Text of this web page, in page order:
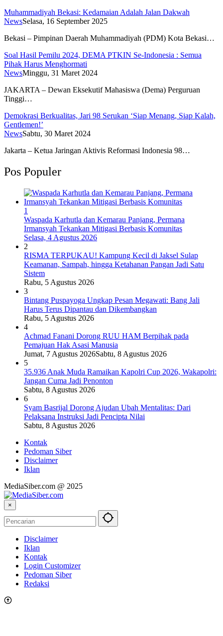
Muhammadiyah Bekasi: Kedamaian Adalah Jalan Dakwah
NewsSelasa, 16 September 2025
Bekasi – Pimpinan Daerah Muhammadiyah (PDM) Kota Bekasi…
Soal Hasil Pemilu 2024, DEMA PTKIN Se-Indonesia : Semua
Pihak Harus Menghormati
NewsMinggu, 31 Maret 2024
JAKARTA – Dewan Eksekutif Mahasiswa (Dema) Perguruan
Tinggi…
Demokrasi Berkualitas, Jari 98 Serukan ‘Siap Menang, Siap Kalah,
Gentlemen!’
NewsSabtu, 30 Maret 2024
Jakarta – Ketua Jaringan Aktivis Reformasi Indonesia 98…
Pos Populer
1
Waspada Karhutla dan Kemarau Panjang, Permana
Irmansyah Tekankan Mitigasi Berbasis Komunitas
Selasa, 4 Agustus 2026
2
RISMA TERPUKAU! Kampung Kecil di Jaksel Sulap
Keamanan, Sampah, hingga Ketahanan Pangan Jadi Satu
Sistem
Rabu, 5 Agustus 2026
3
Bintang Puspayoga Ungkap Pesan Megawati: Bang Jali
Harus Terus Dipantau dan Dikembangkan
Rabu, 5 Agustus 2026
4
Achmad Fanani Dorong RUU HAM Berpihak pada
Pemajuan Hak Asasi Manusia
Jumat, 7 Agustus 2026Sabtu, 8 Agustus 2026
5
35.936 Anak Muda Ramaikan Kapolri Cup 2026, Wakapolri:
Jangan Cuma Jadi Penonton
Sabtu, 8 Agustus 2026
6
Syam Basrijal Dorong Ajudan Ubah Mentalitas: Dari
Pelaksana Instruksi Jadi Pencipta Nilai
Sabtu, 8 Agustus 2026
Kontak
Pedoman Siber
Disclaimer
Iklan
MediaSiber.com @ 2025
×
Disclaimer
Iklan
Kontak
Login Customizer
Pedoman Siber
Redaksi